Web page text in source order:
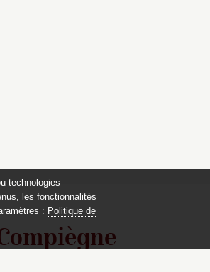
technologies
les fonctionnalités
: Politique de